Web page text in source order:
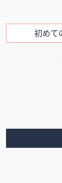
ン
ン
初めて